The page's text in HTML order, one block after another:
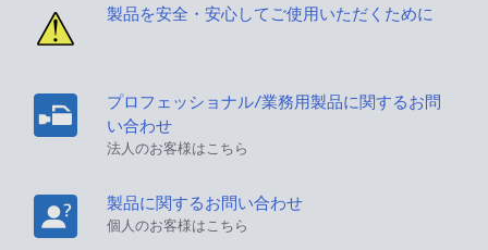
製品を安全・安心してご使用いただくために
プロフェッショナル/業務用製品に関するお問
い合わせ
法人のお客様はこちら
製品に関するお問い合わせ
個人のお客様はこちら